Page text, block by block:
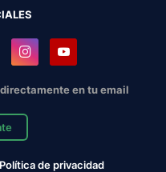
en tu email
Política de privacidad